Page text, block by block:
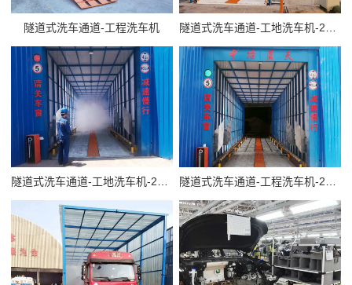
隧道式洗车通道-工程洗车机 隧道式洗车通道-工地洗车机-20m
隧道式洗车通道-工地洗车机-20m 隧道式洗车通道-工程洗车机-20m